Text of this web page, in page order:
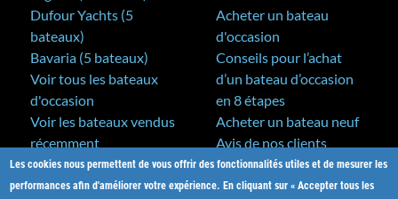
Les cookies nous permettent de vous offrir des fonctionnalités utiles et de mesurer les
performances afin d'améliorer votre expérience. En cliquant sur « Accepter tous les
Dufour Yachts (5
bateaux)
Bavaria (5 bateaux)
Voir tous les bateaux
d'occasion
Voir les bateaux vendus
récemment
Acheter un bateau
d'occasion
Conseils pour l’achat
d’un bateau d’occasion
en 8 étapes
Acheter un bateau neuf
Avis de nos clients
A&C Yacht Brokers
Bateaux neufs